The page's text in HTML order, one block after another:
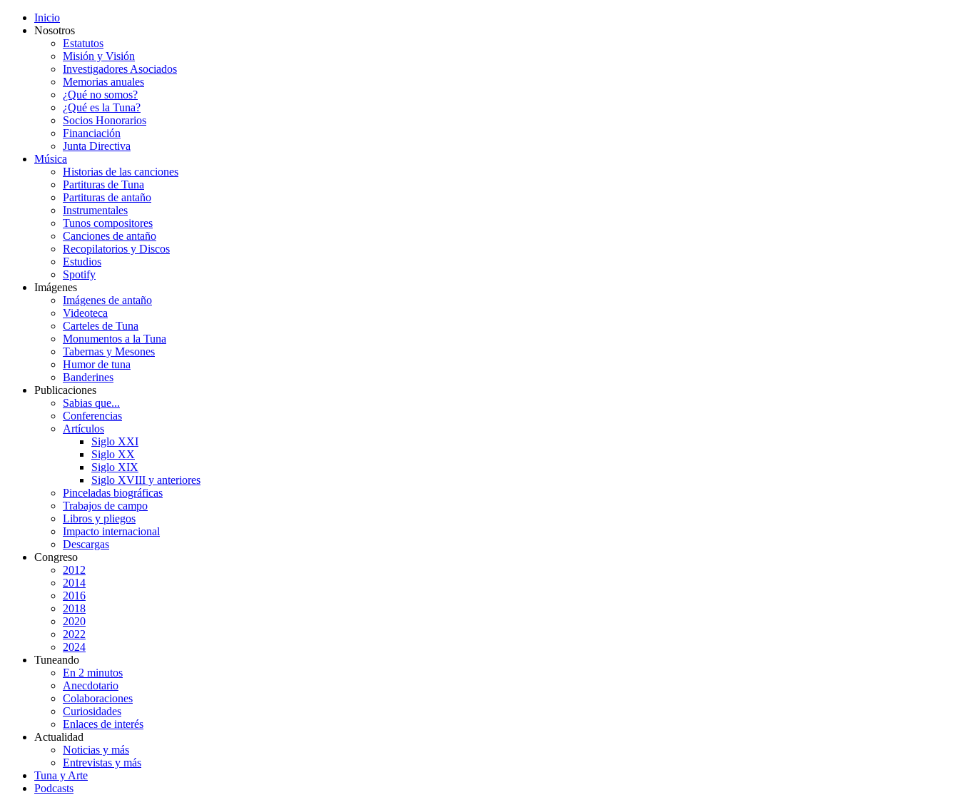
Inicio
Nosotros
Estatutos
Misión y Visión
Investigadores Asociados
Memorias anuales
¿Qué no somos?
¿Qué es la Tuna?
Socios Honorarios
Financiación
Junta Directiva
Música
Historias de las canciones
Partituras de Tuna
Partituras de antaño
Instrumentales
Tunos compositores
Canciones de antaño
Recopilatorios y Discos
Estudios
Spotify
Imágenes
Imágenes de antaño
Videoteca
Carteles de Tuna
Monumentos a la Tuna
Tabernas y Mesones
Humor de tuna
Banderines
Publicaciones
Sabias que...
Conferencias
Artículos
Siglo XXI
Siglo XX
Siglo XIX
Siglo XVIII y anteriores
Pinceladas biográficas
Trabajos de campo
Libros y pliegos
Impacto internacional
Descargas
Congreso
2012
2014
2016
2018
2020
2022
2024
Tuneando
En 2 minutos
Anecdotario
Colaboraciones
Curiosidades
Enlaces de interés
Actualidad
Noticias y más
Entrevistas y más
Tuna y Arte
Podcasts